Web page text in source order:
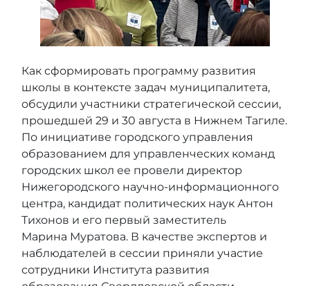
Как сформировать программу развития
школы в контексте задач муниципалитета,
обсудили участники стратегической сессии,
прошедшей 29 и 30 августа в Нижнем Тагиле.
По инициативе городского управления
образованием для управленческих команд
городских школ ее провели директор
Нижегородского научно-информационного
центра, кандидат политических наук Антон
Тихонов и его первый заместитель
Марина Муратова. В качестве экспертов и
наблюдателей в сессии приняли участие
сотрудники Института развития